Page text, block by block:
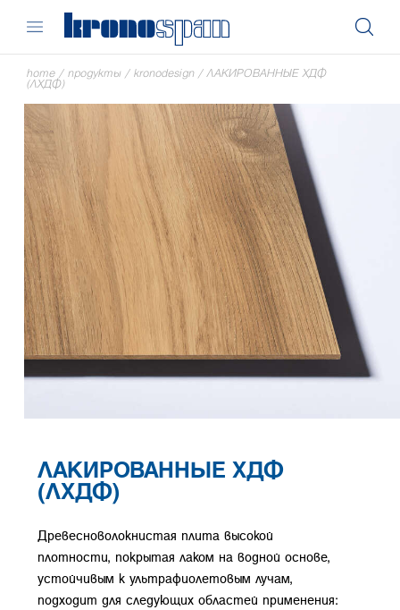
home / продукты / kronodesign /ЛАКИРОВАННЫЕ ХДФ
(ЛХДФ)
ЛАКИРОВАННЫЕ ХДФ
(ЛХДФ)
Древесноволокнистая плита высокой
плотности, покрытая лаком на водной основе,
устойчивым к ультрафиолетовым лучам,
подходит для следующих областей применения: